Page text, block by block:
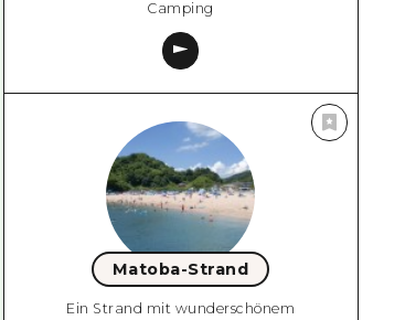
Camping
Matoba-Strand
Ein Strand mit wunderschönem